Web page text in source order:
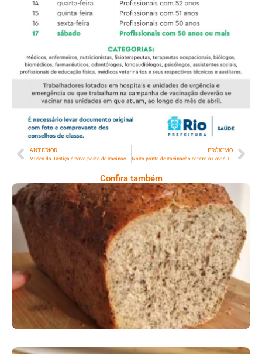
ANTERIOR PRÓXIMO
Novo ponto de vacinação contra a Covid-19 é inaugurado no Museu do Amanhã
Confira também
Comer Bem: Pão Low Carb